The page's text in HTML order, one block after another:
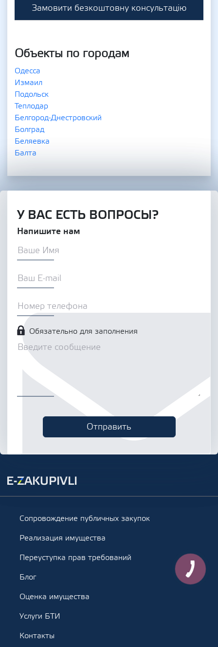
Замовити безкоштовну консультацію
Объекты по городам
Одесса
Измаил
Подольск
Теплодар
Белгород-Днестровский
Болград
Беляевка
Балта
У ВАС ЕСТЬ ВОПРОСЫ?
Напишите нам
Обязательно для заполнения
Сопровождение публичных закупок
Реализация имущества
Переуступка прав требований
Блог
Оценка имущества
Услуги БТИ
Контакты